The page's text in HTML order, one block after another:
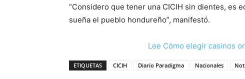
“Considero que tener una CICIH sin dientes, es
sueña el pueblo hondureño”, manifestó.
Lee Cómo elegir casinos
ETIQUETAS CICIH Diario Paradigma Nacionales